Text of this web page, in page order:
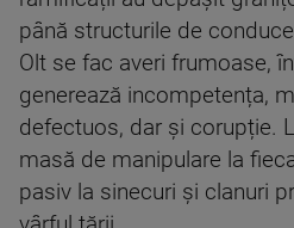
până structurile de
Olt se fac averi frumoase,
generează incompetența,
defectuos, dar și corupție.
masă de manipulare la
pasiv la sinecuri și clanuri